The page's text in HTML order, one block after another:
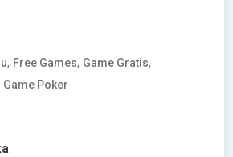
, Free Games, Game Gratis,
Game Poker